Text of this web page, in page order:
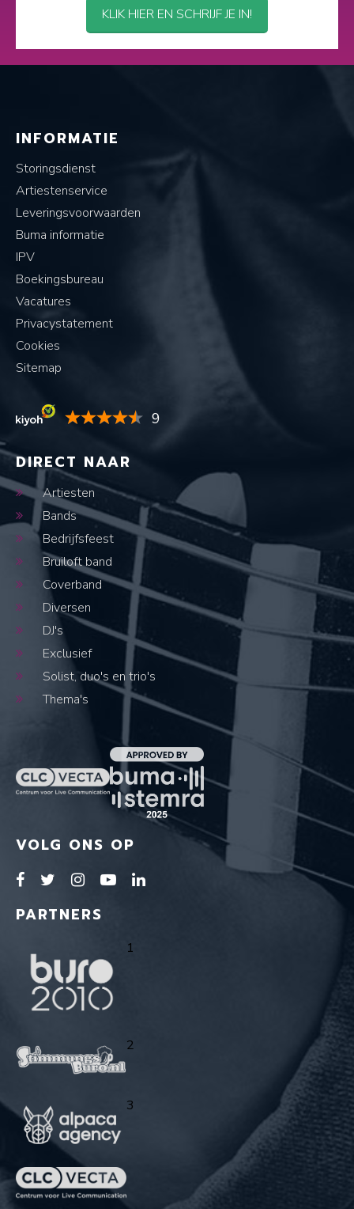
KLIK HIER EN SCHRIJF JE IN!
INFORMATIE
Storingsdienst
Artiestenservice
Leveringsvoorwaarden
Buma informatie
IPV
Boekingsbureau
Vacatures
Privacystatement
Cookies
Sitemap
9
DIRECT NAAR
Artiesten
Bands
Bedrijfsfeest
Bruiloft band
Coverband
Diversen
DJ's
Exclusief
Solist, duo's en trio's
Thema's
VOLG ONS OP
PARTNERS
1
2
3